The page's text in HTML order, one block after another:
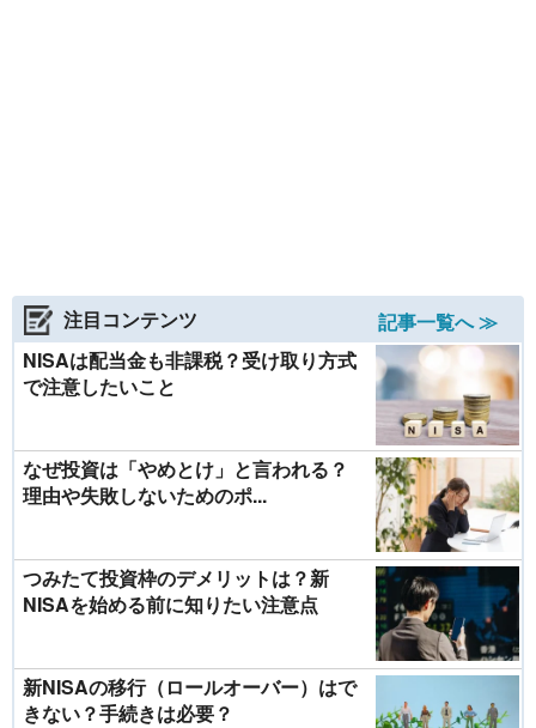
注目コンテンツ
記事一覧へ ≫
NISAは配当金も非課税？受け取り方式
で注意したいこと
なぜ投資は「やめとけ」と言われる？
理由や失敗しないためのポ...
つみたて投資枠のデメリットは？新
NISAを始める前に知りたい注意点
新NISAの移行（ロールオーバー）はで
きない？手続きは必要？